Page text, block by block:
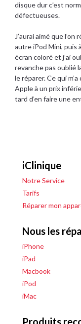
disque dur c’est
défectueuses.
J’aurai aimé que
autre iPod Mini, puis
écran coloré et j’ai
revanche pas oublié
le réparer. Ce qui
Apple à un prix
tard d’en faire une
iClinique
Notre Service
Tarifs
Réparer mon
Nous les
iPhone
iPad
Macbook
iPod
iMac